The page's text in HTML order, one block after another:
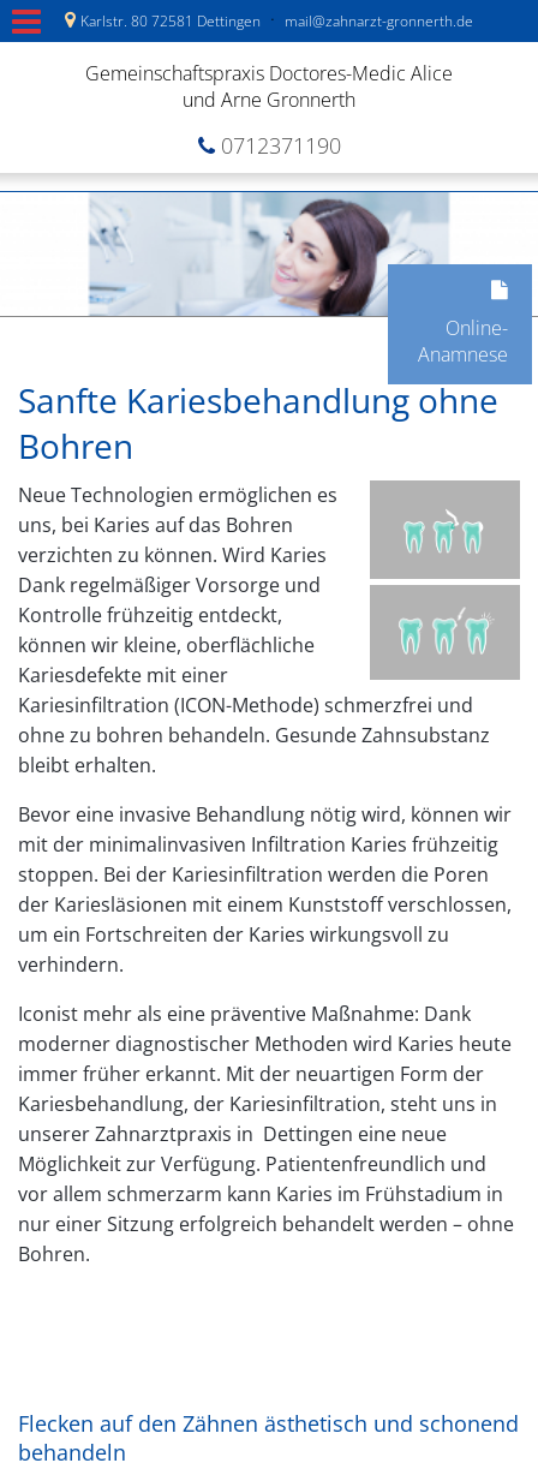
Online-
Anamnese
Karlstr. 80 72581 Dettingen · mail@zahnarzt-gronnerth.de
Gemeinschaftspraxis Doctores-Medic Alice
und Arne Gronnerth
0712371190
Sanfte Kariesbehandlung ohne
Bohren
Neue Technologien ermöglichen es
uns, bei Karies auf das Bohren
verzichten zu können. Wird Karies
Dank regelmäßiger Vorsorge und
Kontrolle frühzeitig entdeckt,
können wir kleine, oberflächliche
Kariesdefekte mit einer
Kariesinfiltration (ICON-Methode) schmerzfrei und
ohne zu bohren behandeln. Gesunde Zahnsubstanz
bleibt erhalten.
Bevor eine invasive Behandlung nötig wird, können wir
mit der minimalinvasiven Infiltration Karies frühzeitig
stoppen. Bei der Kariesinfiltration werden die Poren
der Kariesläsionen mit einem Kunststoff verschlossen,
um ein Fortschreiten der Karies wirkungsvoll zu
verhindern.
Iconist mehr als eine präventive Maßnahme: Dank
moderner diagnostischer Methoden wird Karies heute
immer früher erkannt. Mit der neuartigen Form der
Kariesbehandlung, der Kariesinfiltration, steht uns in
unserer Zahnarztpraxis in Dettingen eine neue
Möglichkeit zur Verfügung. Patientenfreundlich und
vor allem schmerzarm kann Karies im Frühstadium in
nur einer Sitzung erfolgreich behandelt werden – ohne
Bohren.
Flecken auf den Zähnen ästhetisch und schonend
behandeln